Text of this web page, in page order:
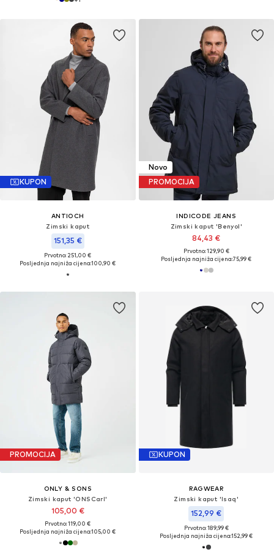
KUPON
ANTIOCH
Zimski kaput
151,35 €
Prvotno: 251,00 €
Posljednja najniža cijena:100,90 €
Novo
PROMOCIJA
INDICODE JEANS
Zimski kaput 'Benyol'
84,43 €
Prvotno: 129,90 €
Posljednja najniža cijena:75,99 €
PROMOCIJA
ONLY & SONS
Zimski kaput 'ONSCarl'
105,00 €
Prvotno: 119,00 €
Posljednja najniža cijena:105,00 €
KUPON
RAGWEAR
Zimski kaput 'Isaq'
152,99 €
Prvotno: 189,99 €
Posljednja najniža cijena:152,99 €